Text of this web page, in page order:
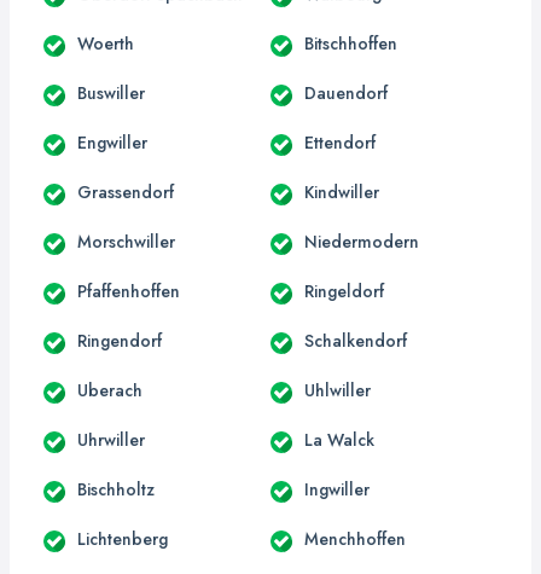
Woerth Bitschhoffen
Buswiller Dauendorf
Engwiller Ettendorf
Grassendorf Kindwiller
Morschwiller Niedermodern
Pfaffenhoffen Ringeldorf
Ringendorf Schalkendorf
Uberach Uhlwiller
Uhrwiller La Walck
Bischholtz Ingwiller
Lichtenberg Menchhoffen